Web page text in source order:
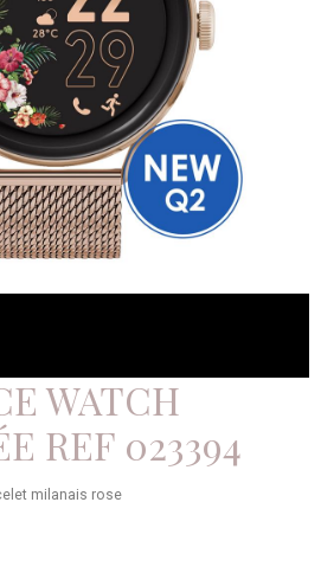
WATCH
REF 023394
milanais rose